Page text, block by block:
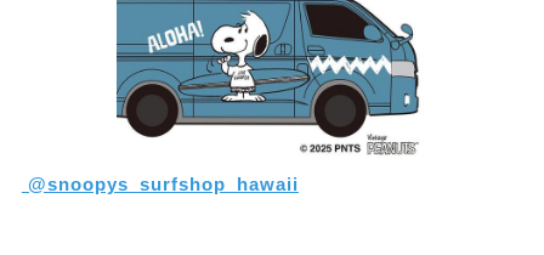
@snoopys_surfshop_hawaii